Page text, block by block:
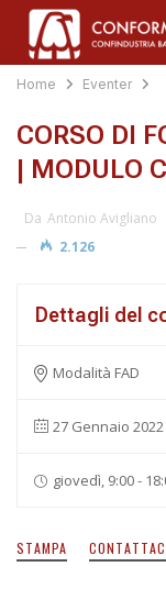
Home Eventer
CORSO DI
| MODULO
Da Antonio Avigliano
2.126
Dettagli del
Modalità FAD
27 Gennaio 2022
giovedì, 9:00 -
STAMPA